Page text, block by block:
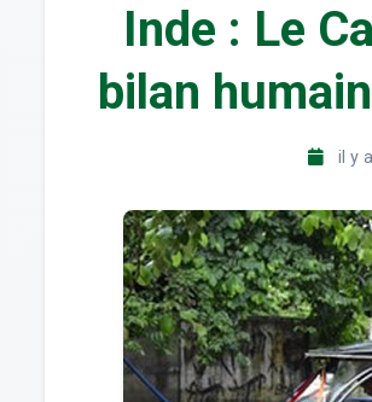
Inde : Le
bilan
il y